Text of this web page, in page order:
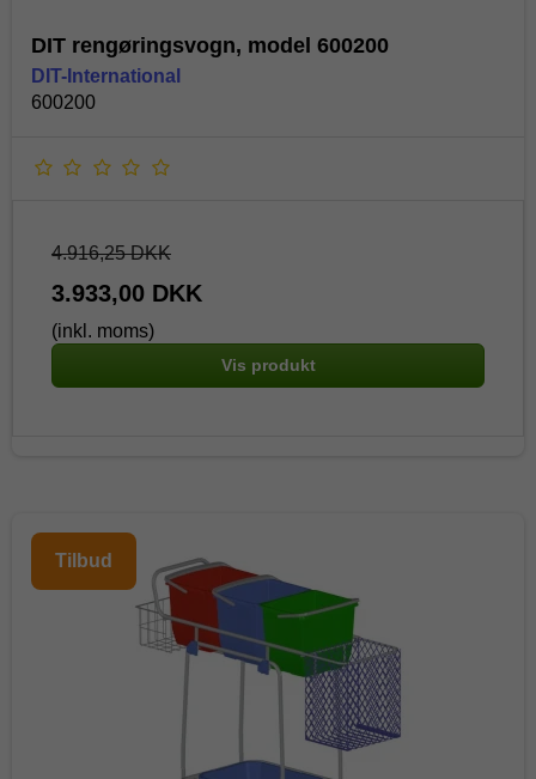
DIT rengøringsvogn, model 600200
DIT-International
600200
4.916,25 DKK
3.933,00 DKK
(inkl. moms)
Vis produkt
Tilbud